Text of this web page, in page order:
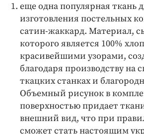
еще одна популярная ткань
изготовления постельных
сатин-жаккард. Материал,
которого является 100%
красивейшими узорами,
благодаря производству на
ткацких станках и
Объемный рисунок в
поверхностью придает
внешний вид, что при
сможет стать настоящим